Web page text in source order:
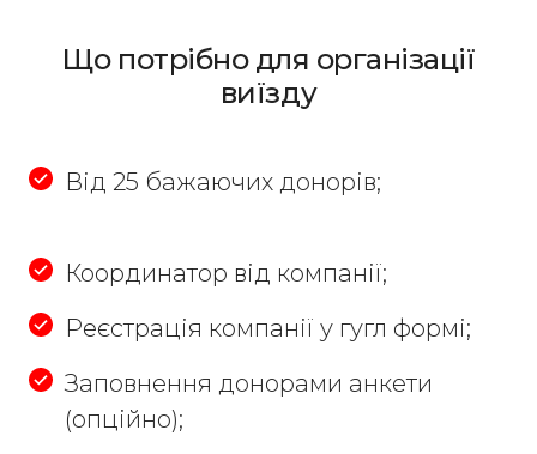
Що потрібно для організації
виїзду
Від 25 бажаючих донорів;
Координатор від компанії;
Реєстрація компанії у гугл формі;
Заповнення донорами анкети
(опційно);